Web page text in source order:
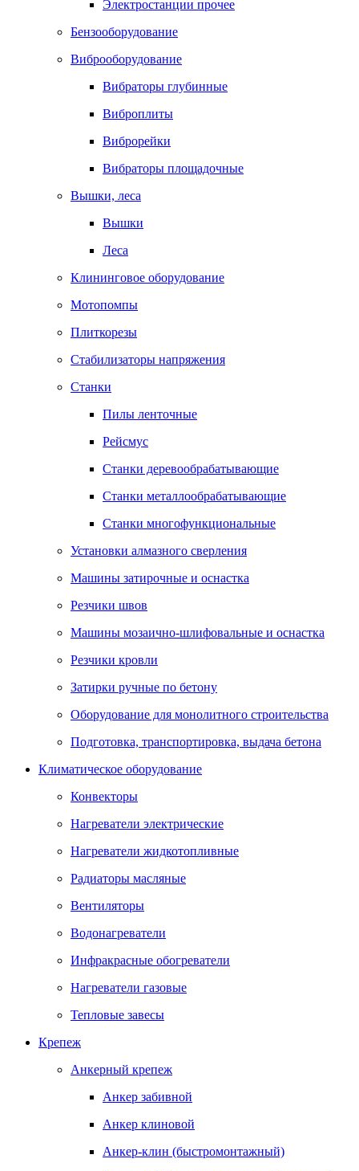
Электростанции прочее
Бензооборудование
Виброоборудование
Вибраторы глубинные
Виброплиты
Виброрейки
Вибраторы площадочные
Вышки, леса
Вышки
Леса
Клининговое оборудование
Мотопомпы
Плиткорезы
Стабилизаторы напряжения
Станки
Пилы ленточные
Рейсмус
Станки деревообрабатывающие
Станки металлообрабатывающие
Станки многофункциональные
Установки алмазного сверления
Машины затирочные и оснастка
Резчики швов
Машины мозаично-шлифовальные и оснастка
Резчики кровли
Затирки ручные по бетону
Оборудование для монолитного строительства
Подготовка, транспортировка, выдача бетона
Климатическое оборудование
Конвекторы
Нагреватели электрические
Нагреватели жидкотопливные
Радиаторы масляные
Вентиляторы
Водонагреватели
Инфракрасные обогреватели
Нагреватели газовые
Тепловые завесы
Крепеж
Анкерный крепеж
Анкер забивной
Анкер клиновой
Анкер-клин (быстромонтажный)